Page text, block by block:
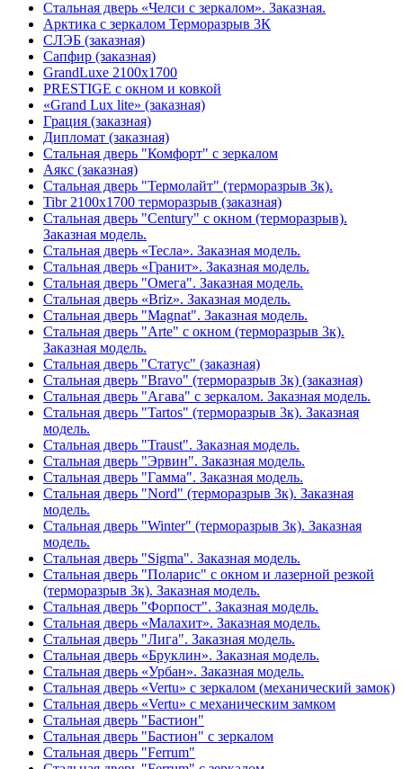
Стальная дверь «Челси с зеркалом». Заказная.
Арктика с зеркалом Терморазрыв 3К
СЛЭБ (заказная)
Сапфир (заказная)
GrandLuxe 2100х1700
PRESTIGE с окном и ковкой
«Grand Lux lite» (заказная)
Гpация (заказная)
Дипломат (заказная)
Стальная дверь "Комфорт" с зеркалом
Аякс (заказная)
Стальная дверь "Термолайт" (терморазрыв 3к).
Tibr 2100х1700 терморазрыв (заказная)
Стальная дверь "Century" с окном (терморазрыв).
Заказная модель.
Стальная дверь «Тесла». Заказная модель.
Стальная дверь «Гранит». Заказная модель.
Стальная дверь "Омега". Заказная модель.
Стальная дверь «Briz». Заказная модель.
Стальная дверь "Magnat". Заказная модель.
Стальная дверь "Arte" с окном (терморазрыв 3к).
Заказная модель.
Стальная дверь "Статус" (заказная)
Стальная дверь "Bravo" (терморазрыв 3к) (заказная)
Стальная дверь "Агава" с зеркалом. Заказная модель.
Стальная дверь "Tartos" (терморазрыв 3к). Заказная
модель.
Стальная дверь "Traust". Заказная модель.
Стальная дверь "Эрвин". Заказная модель.
Стальная дверь "Гамма". Заказная модель.
Стальная дверь "Nord" (терморазрыв 3к). Заказная
модель.
Стальная дверь "Winter" (терморазрыв 3к). Заказная
модель.
Стальная дверь "Sigma". Заказная модель.
Стальная дверь "Поларис" с окном и лазерной резкой
(терморазрыв 3к). Заказная модель.
Стальная дверь "Форпост". Заказная модель.
Стальная дверь «Малахит». Заказная модель.
Стальная дверь "Лига". Заказная модель.
Стальная дверь «Бруклин». Заказная модель.
Стальная дверь «Урбан». Заказная модель.
Стальная дверь «Vertu» с зеркалом (механический замок)
Стальная дверь «Vertu» с механическим замком
Стальная дверь "Бастион"
Стальная дверь "Бастион" с зеркалом
Стальная дверь "Ferrum"